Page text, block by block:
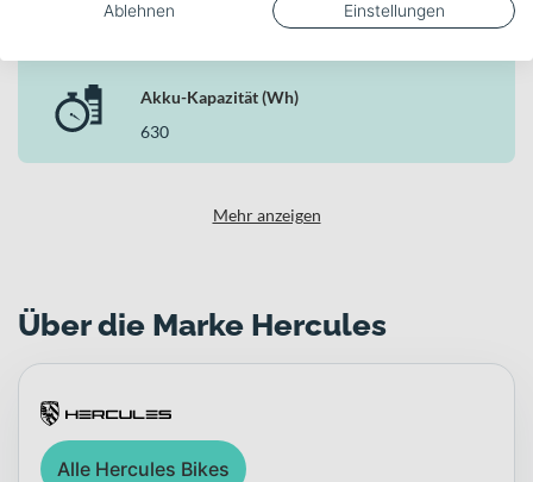
Shimano EP8, 250 Watt, 85 Nm
Akku-Kapazität (Wh)
630
Mehr anzeigen
Über die Marke Hercules
Alle Hercules Bikes
Ablehnen Einstellungen